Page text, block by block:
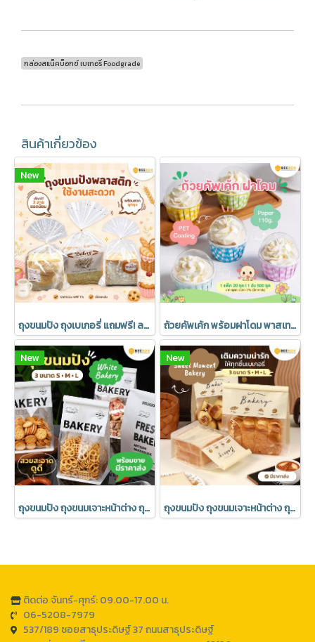
กล่องสแน็คบ็อกซ์ เบเกอรี่ Foodgrade
สินค้าเกี่ยวข้อง
New
ถุงขนมปัง ถุงเบเกอรี่ แถมฟรี! ลวดปิดปากถุง มีราคาส่ง (1 แพค 50 ชิ้น) ถ้วยคัพเค้ก พร้อมฝาโดม พาสเทล อบได้ มีราคาส่ง (1 แพค 20 ชุด)
New
ถุงขนมปัง ถุงขนมเจาะหน้าต่าง ถุงเบเกอรี่ ซองขนม เจาะหน้าต่าง พร้อมลวดรัดที่ปากถุง ลาย Bakery มีราคาส่ง (1แพ็ค : 20 ชิ้น)
New
ถุงขนมปัง ถุงขนมเจาะหน้าต่าง ถุงเบเกอรี่ ซองขนม เจาะหน้าต่าง พร้อมลวดรัดที่ปากถุง มีราคาส่ง (1แพ็ค : 20 ชิ้น)
ติดต่อ จันทร์-ศุกร์: 09.00-17.00 น.
06-5208-7979
537/189 ซอยสาธุประดิษฐ์ 37 ถนนสาธุประดิษฐ์